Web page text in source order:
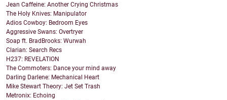
Jean Caffeine: Another Crying Christmas
The Holy Knives: Manipulator
Adios Cowboy: Bedroom Eyes
Aggressive Swans: Overtryer
Soap ft. BradBrooks: Wurwah
Clarian: Search Recs
H237: REVELATION
The Commoters: Dance your mind away
Darling Darlene: Mechanical Heart
Mike Stewart Theory: Jet Set Trash
Metronix: Echoing